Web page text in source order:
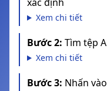
Xem chi tiết
Bước 2: Tìm tệp
Xem chi tiết
Bước 3: Nhấn